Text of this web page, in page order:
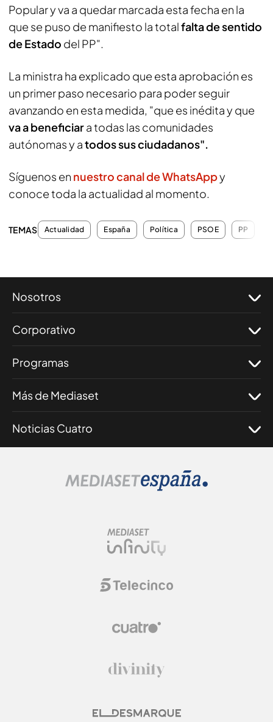
Popular y va a quedar marcada esta fecha en la
que se puso de manifiesto la totalfalta de sentido
de Estado del PP".
La ministra ha explicado que esta aprobación es
un primer paso necesario para poder seguir
avanzando en esta medida, "que es inédita y que
va a beneficiara todas las comunidades
autónomas y atodos sus ciudadanos".
Síguenos en nuestro canal de WhatsAppy
conoce toda la actualidad al momento.
TEMAS Actualidad España Política PSOE PP
Nosotros
Corporativo
Programas
Más de Mediaset
Noticias Cuatro